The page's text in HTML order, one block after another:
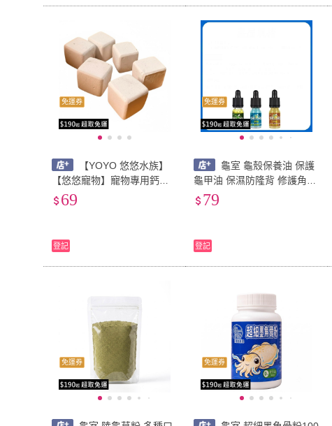
免運券
【YOYO 悠悠水族】
【悠悠寵物】寵物專用鈣塊
鈣片 補鈣 鸚鵡 鳥寶 爬蟲 磨
69
登記
免運券
龜室 龜殼保養油 保護
龜甲油 保濕防隆背 修護角質
化 龜殼潤油 蘇卡達 星龜 豹
79
登記
免運券 免運券